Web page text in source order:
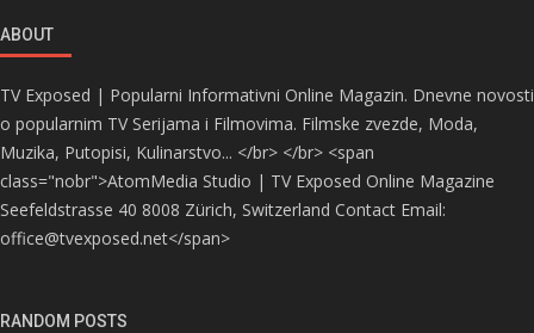
ABOUT
TV Exposed | Popularni Informativni Online Magazin. Dnevne novosti
o popularnim TV Serijama i Filmovima. Filmske zvezde, Moda,
Muzika, Putopisi, Kulinarstvo... </br> </br> <span
class="nobr">AtomMedia Studio | TV Exposed Online Magazine
Seefeldstrasse 40 8008 Zürich, Switzerland Contact Email:
office@tvexposed.net</span>
RANDOM POSTS